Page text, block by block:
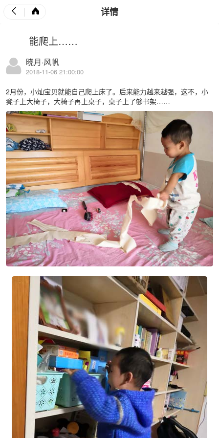
详情
能爬上……
晓月·风帆
2018-11-06 21:00:00
2月份，小灿宝贝就能自己爬上床了。后来能力越来越强，这不，小
凳子上大椅子，大椅子再上桌子，桌子上了够书架……